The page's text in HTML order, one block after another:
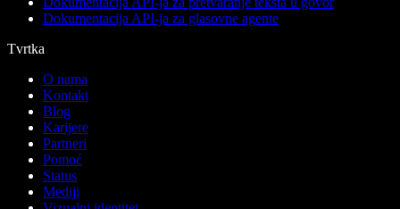
Dokumentacija API-ja za glasovne agente
Tvrtka
O nama
Kontakt
Blog
Karijere
Partneri
Pomoć
Status
Mediji